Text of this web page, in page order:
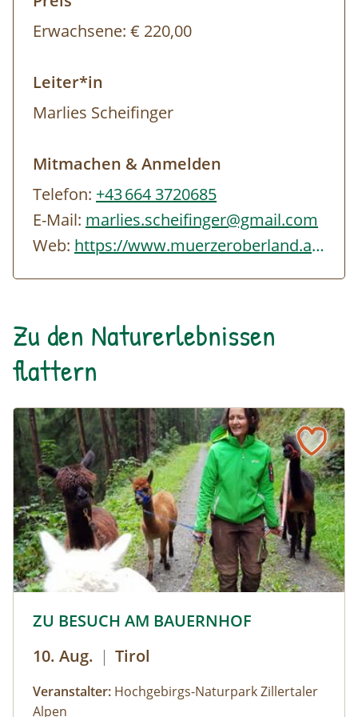
Mindestteilnehmer*innen:
Grundkenntnisse der Lauftechnik erwerben
wollen und ihr individuelles Laufgefühl
vorhanden sein.
Ausrüstung: gemütliche Laufbekleidung,
geeignetes Schuhwerk fürs Laufen auf der
Tartanbahn und im Gelände (keine Spikes
nötig), Motivation und Bewegungsfreude
Anmeldung bis 1 Woche vor Kursbeginn
weitere Termine auf Anfrage
Erwachsene: € 220,00
Leiter*in
Marlies Scheifinger
Mitmachen & Anmelden
Telefon: +43 664 3720685
E-Mail: marlies.scheifinger@gmail.com
Web:
https://www.muerzeroberland.at
Zu den Naturerlebnissen
flattern
ZU BESUCH AM BAUERNHOF
10. Aug. | Tirol
Veranstalter: Hochgebirgs-Naturpark Zillertaler
Alpen